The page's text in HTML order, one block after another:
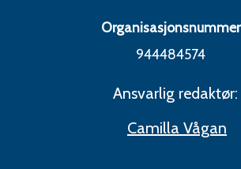
Organisasjonsnummer
944484574
Ansvarlig redaktør:
Camilla Vågan